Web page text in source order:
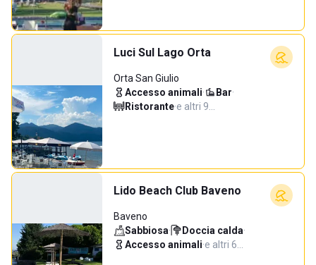
Luci Sul Lago Orta
Orta San Giulio
Accesso animali· Bar·
Ristorante·e altri 9…
Lido Beach Club Baveno
Baveno
Sabbiosa· Doccia calda·
Accesso animali·e altri 6…